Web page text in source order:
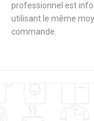
professionnel est
utilisant le même
commande.